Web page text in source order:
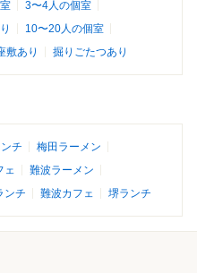
3〜4人の個室
10〜20人の個室
敷あり 掘りごたつあり
チ
梅田ラーメン
ェ
難波ラーメン
ンチ 難波カフェ 堺ランチ